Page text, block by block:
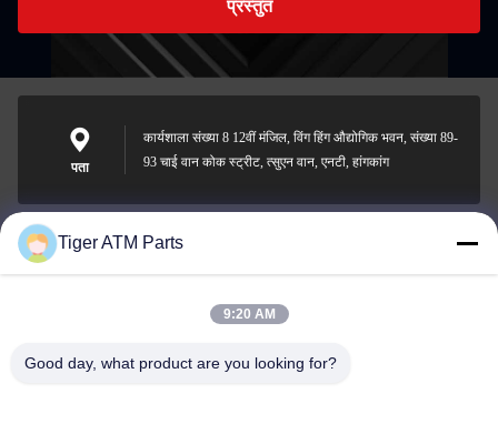
प्रस्तुत
पता
कार्यशाला संख्या 8 12वीं मंजिल, विंग हिंग औद्योगिक भवन, संख्या 89-
93 चाई वान कोक स्ट्रीट, त्सुएन वान, एनटी, हांगकांग
sales@atmpart.com.cn
Tiger ATM Parts
9:20 AM
Good day, what product are you looking for?